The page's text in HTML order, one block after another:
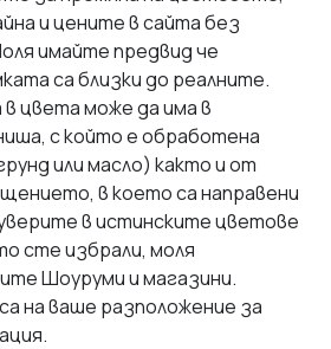
и цените в сайта без
имайте предвид че
са близки до реалните.
цвета може да има в
с който е обработена
или масло) както и от
в което са направени
в истинските цветове
сте избрали, моля
Шоуруми и магазини.
на ваше разположение за